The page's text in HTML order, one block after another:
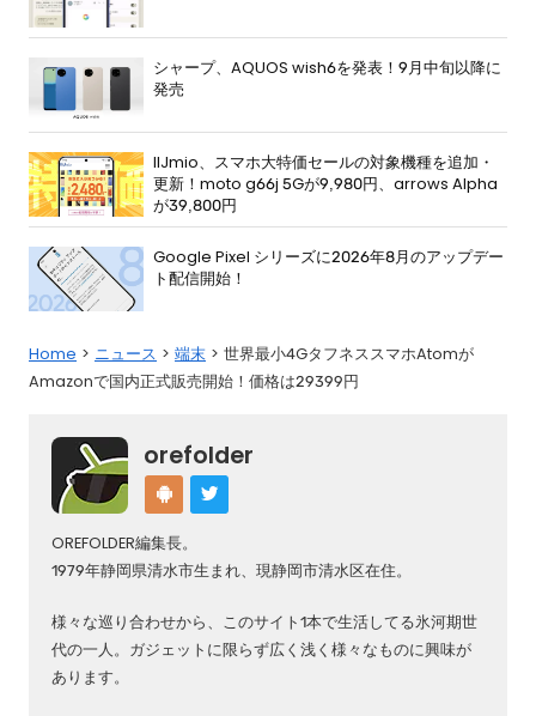
シャープ、AQUOS wish6を発表！9月中旬以降に
発売
IIJmio、スマホ大特価セールの対象機種を追加・
更新！moto g66j 5Gが9,980円、arrows Alpha
が39,800円
Google Pixel シリーズに2026年8月のアップデー
ト配信開始！
Home ニュース 端末
世界最小4GタフネススマホAtomが
Amazonで国内正式販売開始！価格は29399円
orefolder
OREFOLDER編集長。
1979年静岡県清水市生まれ、現静岡市清水区在住。
様々な巡り合わせから、このサイト1本で生活してる氷河期世
代の一人。ガジェットに限らず広く浅く様々なものに興味が
あります。